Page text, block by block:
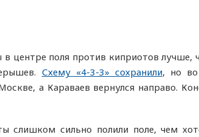
центре поля против киприотов лучше,
Схему «4-3-3» сохранили, но во
а Караваев вернулся направо.
слишком сильно полили поле, чем